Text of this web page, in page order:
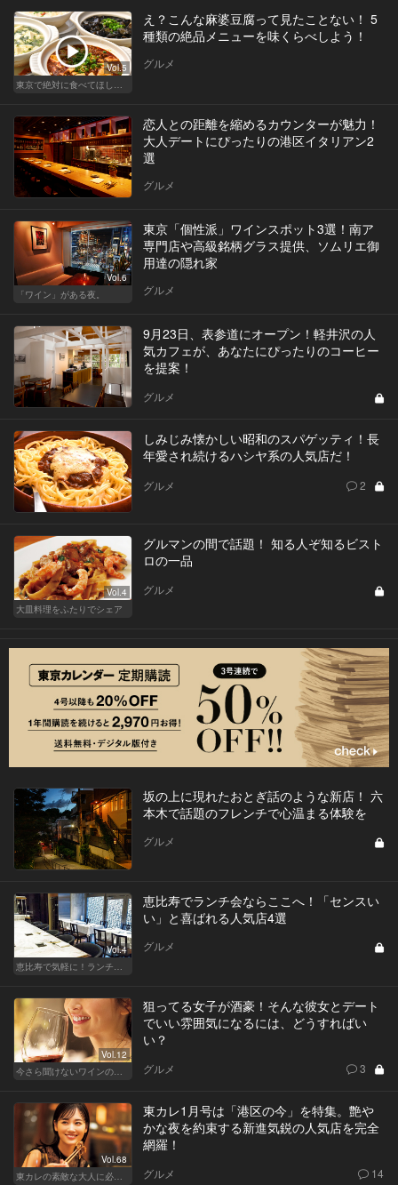
Vol.5
東京で絶対に食べてほしい麻婆豆腐！痺れる辛さがクセになる
え？こんな麻婆豆腐って見たことない！ 5
種類の絶品メニューを味くらべしよう！
グルメ
恋人との距離を縮めるカウンターが魅力！
大人デートにぴったりの港区イタリアン2
選
グルメ
Vol.6
「ワイン」がある夜。
東京「個性派」ワインスポット3選！南ア
専門店や高級銘柄グラス提供、ソムリエ御
用達の隠れ家
グルメ
9月23日、表参道にオープン！軽井沢の人
気カフェが、あなたにぴったりのコーヒー
を提案！
グルメ
しみじみ懐かしい昭和のスパゲッティ！長
年愛され続けるハシヤ系の人気店だ！
グルメ 2
Vol.4
大皿料理をふたりでシェア
グルマンの間で話題！ 知る人ぞ知るビスト
ロの一品
グルメ
坂の上に現れたおとぎ話のような新店！ 六
本木で話題のフレンチで心温まる体験を
グルメ
Vol.4
恵比寿で気軽に！ランチデート
恵比寿でランチ会ならここへ！「センスい
い」と喜ばれる人気店4選
グルメ
Vol.12
今さら聞けないワインの基礎知識
狙ってる女子が酒豪！そんな彼女とデート
でいい雰囲気になるには、どうすればい
い？
グルメ 3
Vol.68
東カレの素敵な大人に必要なこと
東カレ1月号は「港区の今」を特集。艶や
かな夜を約束する新進気鋭の人気店を完全
網羅！
グルメ 14